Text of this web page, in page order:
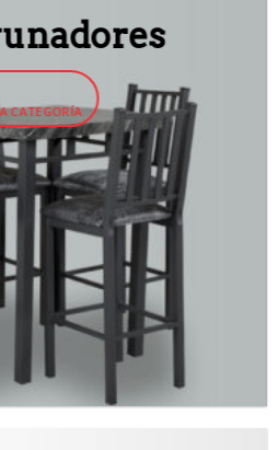
CATEGORÍA